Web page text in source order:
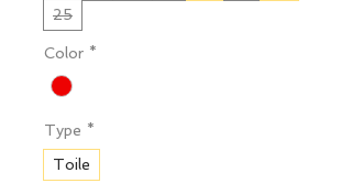
25
Color *
Type *
Toile